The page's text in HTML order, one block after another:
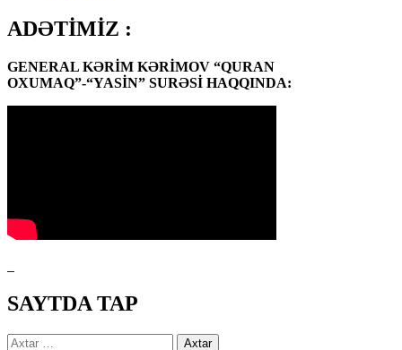
ADƏTİMİZ :
GENERAL KƏRİM KƏRİMOV “QURAN
OXUMAQ”-“YASİN” SURƏSİ HAQQINDA:
SAYTDA TAP
Axtarış: